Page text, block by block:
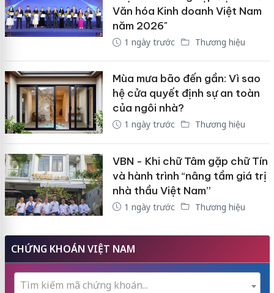
Văn hóa Kinh doanh Việt Nam
năm 2026"
1 ngày trước Thương hiệu
Mùa mưa bão đến gần: Vì sao
hệ cửa quyết định sự an toàn
của ngôi nhà?
1 ngày trước Thương hiệu
VBN - Khi chữ Tâm gặp chữ Tín
và hành trình “nâng tầm giá trị
nhà thầu Việt Nam”
1 ngày trước Thương hiệu
CHỨNG KHOÁN VIỆT NAM
Tìm kiếm mã chứng khoán...